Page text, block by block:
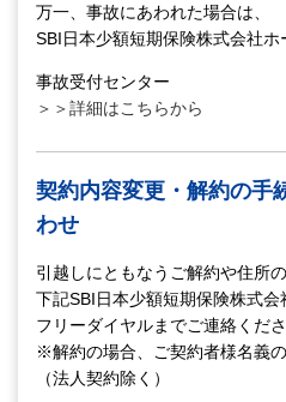
万一、事故にあわれた場合は、
SBI日本少額短期保険株式会社
事故受付センター
＞＞詳細はこちらから
契約内容変更・解約の手
わせ
引越しにともなうご解約や住所の
下記SBI日本少額短期保険株式会
フリーダイヤルまでご連絡くだ
※解約の場合、ご契約者様名義
（法人契約除く）